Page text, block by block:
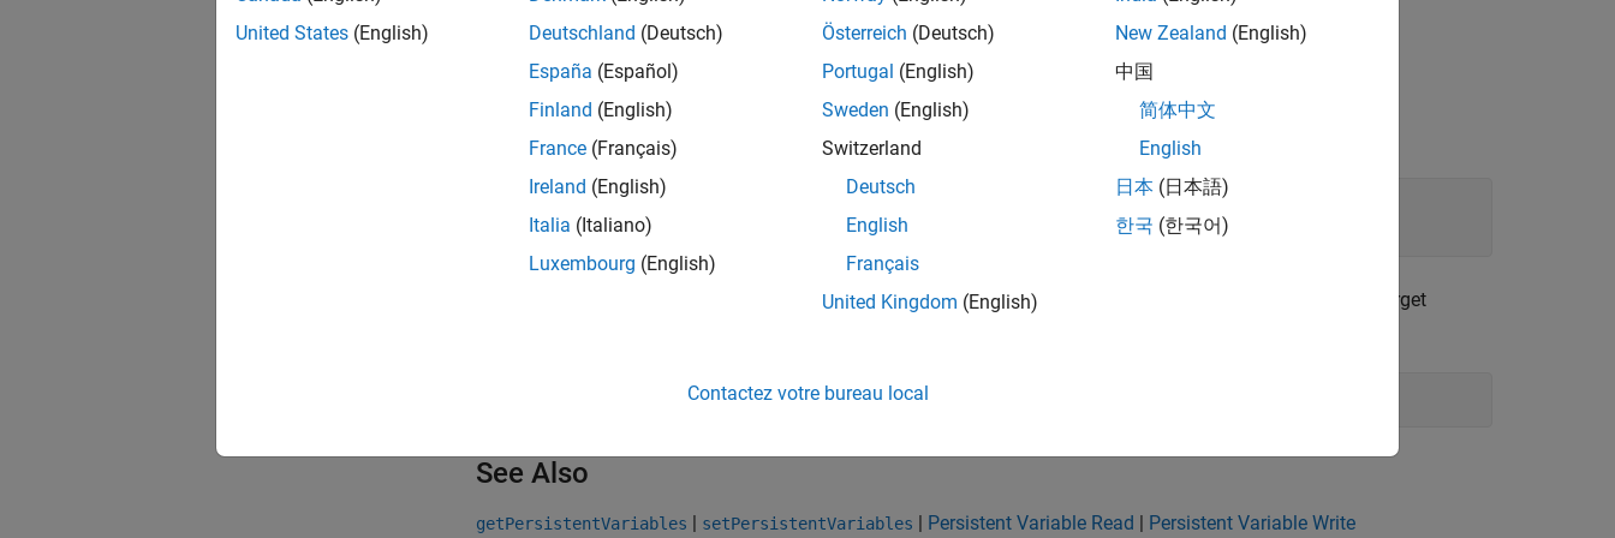
Try This Workaround
To resolve this issue, clear the persistent variable values that are stored on the target computer.
On the development computer, create a
connect(tg);
function to clear the persistent variable values that are stored on the target
setPersistentVariables(tg,[]);
See Also
getPersistentVariables | setPersistentVariables | Persistent Variable Read | Persistent Variable Write
United States (English)
Deutschland (Deutsch)
España (Español)
Finland (English)
France (Français)
Ireland (English)
Italia (Italiano)
Luxembourg (English)
Österreich (Deutsch)
Portugal (English)
Sweden (English)
Switzerland
Deutsch
English
Français
United Kingdom (English)
New Zealand (English)
中国
简体中文
English
日本 (日本語)
한국 (한국어)
Contactez votre bureau local